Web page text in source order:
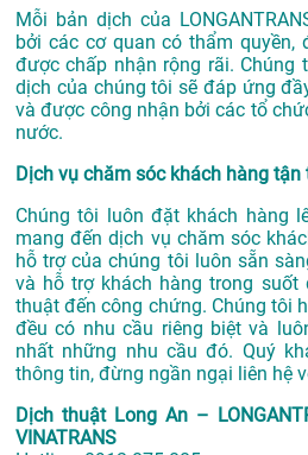
Mỗi bản dịch của
bởi các cơ quan có thẩm quyền,
được chấp nhận rộng rãi. Chúng
dịch của chúng tôi sẽ đáp ứng
và được công nhận bởi các tổ
nước.
Dịch vụ chăm sóc khách hàng tận
Chúng tôi luôn đặt khách hàng
mang đến dịch vụ chăm sóc
hỗ trợ của chúng tôi luôn sẵn
và hỗ trợ khách hàng trong
thuật đến công chứng. Chúng tôi
đều có nhu cầu riêng biệt và
nhất những nhu cầu đó. Quý
thông tin, đừng ngần ngại liên hệ
Dịch thuật Long An –
VINATRANS